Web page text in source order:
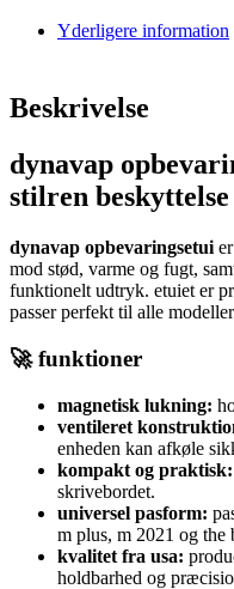
Yderligere information
Beskrivelse
dynavap
stilren beskyttelse
dynavap opbevaringsetui
mod stød, varme og fugt,
funktionelt udtryk. etuiet er
passer perfekt til alle
🚀 funktioner
magnetisk lukning:
ventileret
enheden kan afkøle
kompakt og praktisk:
skrivebordet.
universel pasform:
m plus, m 2021 og the
kvalitet fra usa:
holdbarhed og